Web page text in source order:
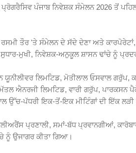
ਪ੍ਰੋਗਰੈਸਿਵ ਪੰਜਾਬ ਨਿਵੇਸ਼ਕ ਸੰਮੇਲਨ 2026 ਤੋਂ
ਤੌਰ 'ਤੇ ਸੰਮੇਲਨ ਦੇ ਸੱਦੇ ਦੇਣਾ ਅਤੇ
ਮੁਖੀ, ਨਿਵੇਸ਼ਕ-ਅਨੁਕੂਲ ਸ਼ਾਸਨ ਢਾਂਚੇ ਨੂੰ
ਲਿਮਟਿਡ, ਮੋਤੀਲਾਲ ਓਸਵਾਲ ਗਰੁੱਪ,
ਐਨਰਜੀ ਲਿਮਟਿਡ, ਵਾਰੀ ਗਰੁੱਪ,
ਉੱਚ-ਪੱਧਰੀ ਇਕ-ਤੋਂ-ਇਕ ਮੀਟਿੰਗਾਂ ਦੀ ਇੱਕ ਲੜੀ
ਪ੍ਰਣਾਲੀ, ਸਮਾਂ-ਬੱਧ ਪ੍ਰਵਾਨਗੀਆਂ,
ਨੂੰ ਉਜਾਗਰ ਕੀਤਾ ਗਿਆ।